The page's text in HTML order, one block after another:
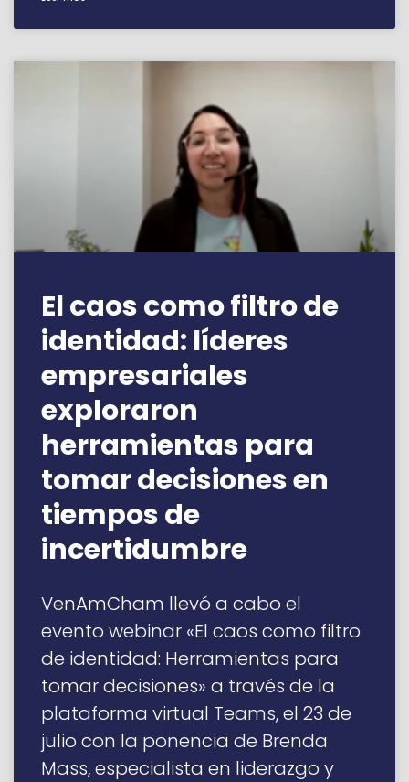
El caos como filtro de
identidad: líderes
empresariales
exploraron
herramientas para
tomar decisiones en
tiempos de
incertidumbre
VenAmCham llevó a cabo el
evento webinar «El caos como filtro
de identidad: Herramientas para
tomar decisiones» a través de la
plataforma virtual Teams, el 23 de
julio con la ponencia de Brenda
Mass, especialista en liderazgo y